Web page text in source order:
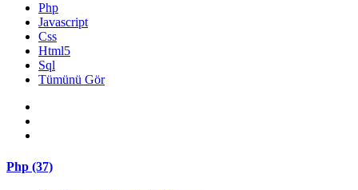
Php
Javascript
Css
Html5
Sql
Tümünü Gör
Php (37)